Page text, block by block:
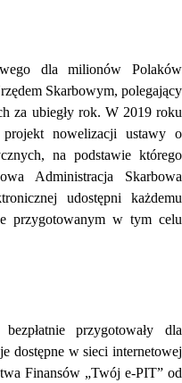
dla milionów Polaków
Skarbowym, polegający
za ubiegły rok. W 2019 roku
projekt nowelizacji ustawy o
na podstawie którego
Administracja Skarbowa
udostępni każdemu
przygotowanym w tym celu
przygotowały dla
dostępne w sieci internetowej
Finansów „Twój e-PIT” od